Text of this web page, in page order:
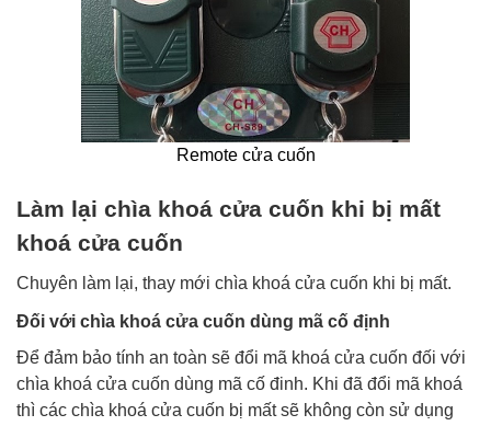
Remote cửa cuốn
Làm lại chìa khoá cửa cuốn khi bị mất
khoá cửa cuốn
Chuyên làm lại, thay mới chìa khoá cửa cuốn khi bị mất.
Đối với chìa khoá cửa cuốn dùng mã cố định
Để đảm bảo tính an toàn sẽ đổi mã khoá cửa cuốn đối với
chìa khoá cửa cuốn dùng mã cố đinh. Khi đã đổi mã khoá
thì các chìa khoá cửa cuốn bị mất sẽ không còn sử dụng